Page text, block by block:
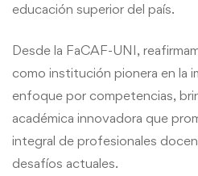
educación superior del país.
Desde la FaCAF-UNI,
como institución pionera en la
enfoque por competencias,
académica innovadora que
integral de profesionales
desafíos actuales.